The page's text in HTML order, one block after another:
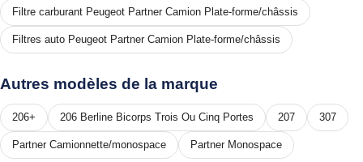
Filtre carburant Peugeot Partner Camion Plate-forme/châssis
Filtres auto Peugeot Partner Camion Plate-forme/châssis
Autres modèles de la marque
206+ 206 Berline Bicorps Trois Ou Cinq Portes 207 307
Partner Camionnette/monospace Partner Monospace